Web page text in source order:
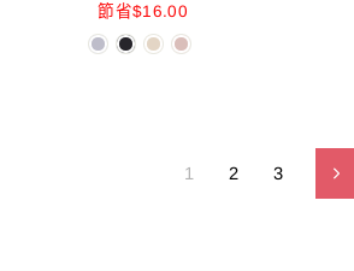
價
價
格
節省$16.00
1 2 3
下
一